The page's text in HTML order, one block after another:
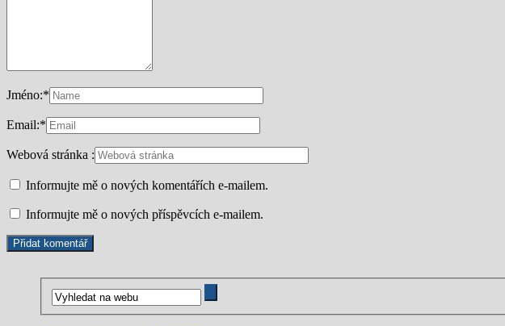
Jméno:*
Email:*
Webová stránka :
Informujte mě o nových komentářích e-mailem.
Informujte mě o nových příspěvcích e-mailem.